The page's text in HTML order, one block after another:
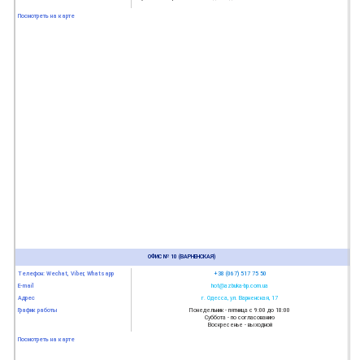
Посмотреть на карте
ОФИС № 10 (ВАРНЕНСКАЯ)
Телефон: Wechat, Viber, Whatsapp
+38 (067) 517 75 50
E-mail
hot@azbuka-bp.com.ua
Адрес
г. Одесса, ул. Варненская, 17
График работы
Понедельник - пятница с 9:00 до 18:00
Суббота - по согласованию
Воскресенье - выходной
Посмотреть на карте